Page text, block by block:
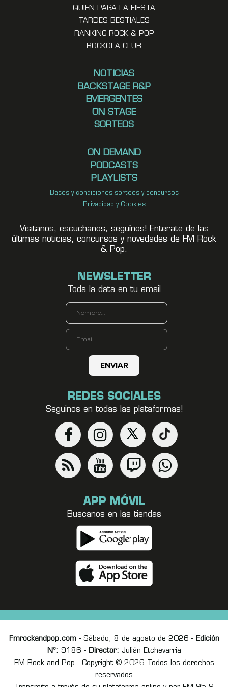
QUIEN PAGA LA FIESTA
TARDES BESTIALES
RANKING ROCK & POP
ROCKOLA CLUB
NOTICIAS
BACKSTAGE R&P
EMERGENTES
ON STAGE
SORTEOS
ON DEMAND
PODCASTS
PLAYLISTS
Bases y condiciones sorteos y concursos
Privacidad y Cookies
Visitanos, escuchanos, seguínos! Enterate de las
últimas noticias, concursos y novedades de FM Rock
& Pop.
NEWSLETTER
Toda la data en tu email
REDES SOCIALES
Seguinos en todas las plataformas!
APP MÓVIL
Buscanos en las tiendas
Fmrockandpop.com- Sábado, 8 de agosto de 2026 - Edición
Nº: 9186 - Director: Julián Etchevarria
FM Rock and Pop - Copyright © 2026 Todos los derechos
reservados